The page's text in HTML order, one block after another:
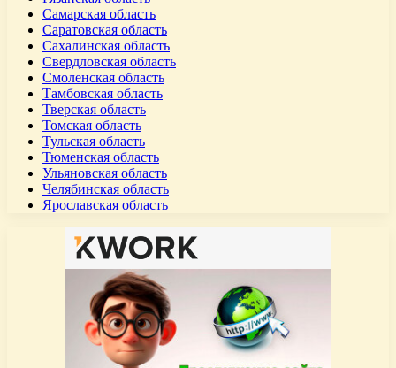
Самарская область
Саратовская область
Сахалинская область
Свердловская область
Смоленская область
Тамбовская область
Тверская область
Томская область
Тульская область
Тюменская область
Ульяновская область
Челябинская область
Ярославская область